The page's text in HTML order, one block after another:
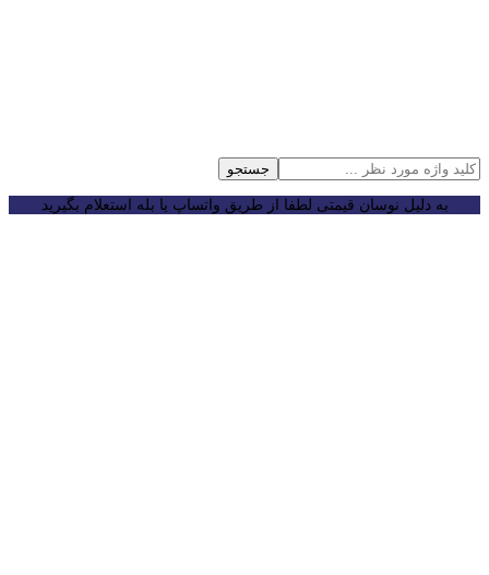
جستجو
به دلیل نوسان قیمتی لطفا از طریق واتساپ یا بله استعلام بگیرید